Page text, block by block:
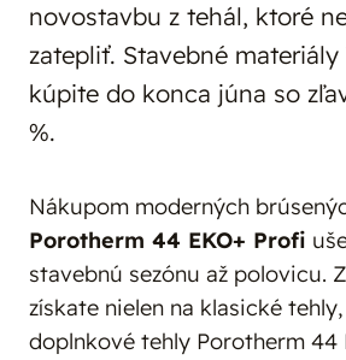
novostavbu z tehál, ktoré
zatepliť. Stavebné
kúpite do konca júna so
%.
Nákupom moderných
Porotherm 44 EKO+ Profi
stavebnú sezónu až polovicu.
získate nielen na klasické
doplnkové tehly Porotherm 44